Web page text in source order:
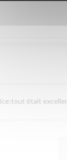
était